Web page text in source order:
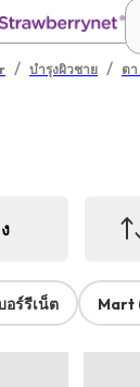
/ บำรุงผิวชาย / ตา
อร์รีเน็ต Mart